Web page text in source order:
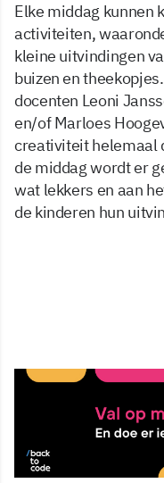
Elke middag kunnen
activiteiten,
kleine uitvindingen
buizen en
docenten Leoni
en/of Marloes
creativiteit helemaal
de middag wordt er
wat lekkers en aan
de kinderen hun
21 jan 2025,
Delen